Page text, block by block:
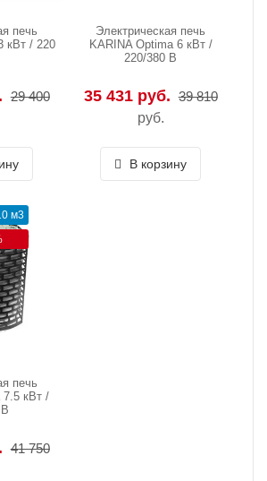
печь
кВт / 220
29 400
Электрическая печь
KARINA Optima 6 кВт /
220/380 В
35 431 руб. 39 810
руб.
В корзину
м3
печь
7.5 кВт /
41 750